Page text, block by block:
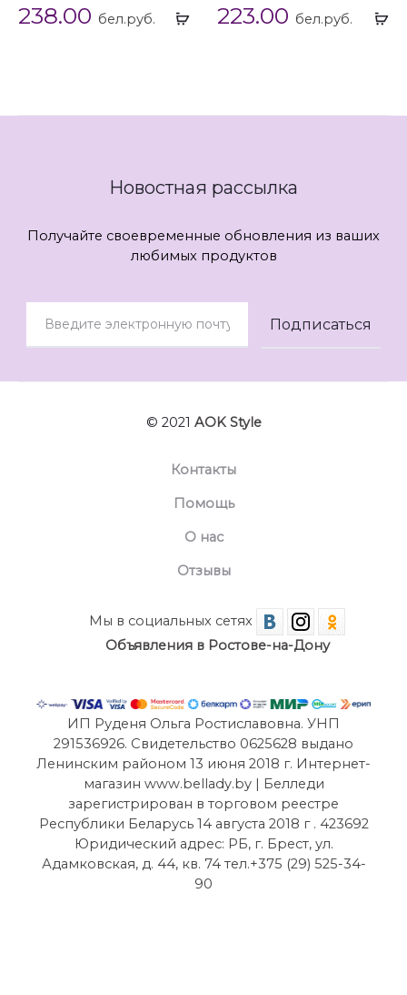
Выбрать
238.00 бел.руб. 223.00 бел.руб.
Новостная рассылка
Получайте своевременные обновления из ваших
любимых продуктов
© 2021 AOK Style
Контакты
Помощь
О нас
Отзывы
Мы в социальных сетях
Объявления в Ростове-на-Дону
ИП Руденя Ольга Ростиславовна. УНП
291536926. Свидетельство 0625628 выдано
Ленинским районом 13 июня 2018 г. Интернет-
магазин www.bellady.by | Белледи
зарегистрирован в торговом реестре
Республики Беларусь 14 августа 2018 г . 423692
Юридический адрес: РБ, г. Брест, ул.
Адамковская, д. 44, кв. 74 тел.+375 (29) 525-34-
90